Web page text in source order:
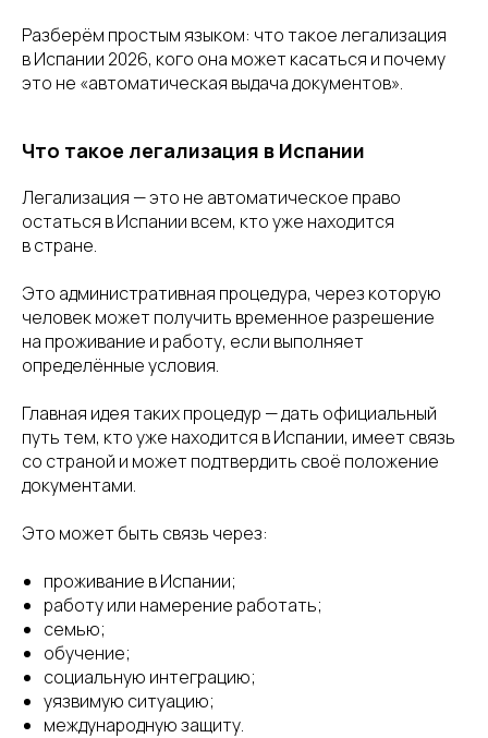
Разберём простым языком: что такое легализация
в Испании 2026, кого она может касаться и почему
это не «автоматическая выдача документов».
Что такое легализация в Испании
Легализация — это не автоматическое право
остаться в Испании всем, кто уже находится
в стране.
Это административная процедура, через которую
человек может получить временное разрешение
на проживание и работу, если выполняет
определённые условия.
Главная идея таких процедур — дать официальный
путь тем, кто уже находится в Испании, имеет связь
со страной и может подтвердить своё положение
документами.
Это может быть связь через:
проживание в Испании;
работу или намерение работать;
семью;
обучение;
социальную интеграцию;
уязвимую ситуацию;
международную защиту.